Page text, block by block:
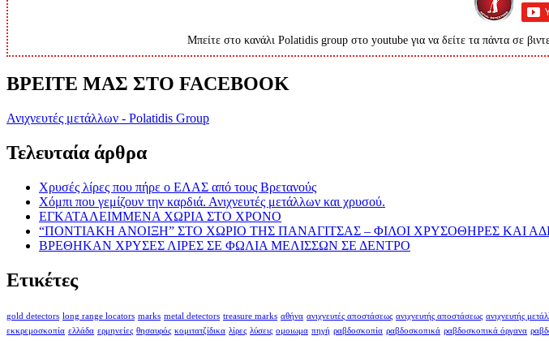
Μπείτε στο κανάλι Polatidis group στο youtube για να δείτε τα πάντα σε
ΒΡΕΙΤΕ ΜΑΣ ΣΤΟ FACEBOOK
Ανιχνευτές μετάλλων - Polatidis Group
Τελευταία άρθρα
Χρυσές λίρες που πήρε ο ΕΛΑΣ από τους Βρετανούς
Χόμπι που γεμίζουν την καρδιά. Ανιχνευτές μετάλλων και χρυσού.
ΕΓΚΑΤΑΛΕΙΜΜΕΝΑ ΧΩΡΙΑ ΣΤΟ ΧΡΟΝΟ
“ΠΟΝΤΙΑΚΗ ΑΝΟΙΞΗ” ΣΤΟ ΧΩΡΙΟ ΤΗΣ ΠΑΝΑΓΙΤΣΑΣ – ΦΙΛΟΙ ΧΡΥΣΟΘΗΡΕΣ ΚΑΙ
ΒΡΕΘΗΚΑΝ ΧΡΥΣΕΣ ΛΙΡΕΣ ΣΕ ΦΩΛΙΑ ΜΕΛΙΣΣΩΝ ΣΕ ΔΕΝΤΡΟ
Ετικέτες
gold detectors long range locators marks metal detectors treasure marks αθήνα ανιχνευτές αποστάσεως ανιχνευτής αποστάσεως ανιχνευτής
εκκρεμοσκοπία ελλάδα ερμηνείες θησαυρός κομιτατζίδικα λίρες λύσεις ομοιωμα πηγή ραβδοσκοπία ραβδοσκοπικά ραβδοσκοπικά όργανα